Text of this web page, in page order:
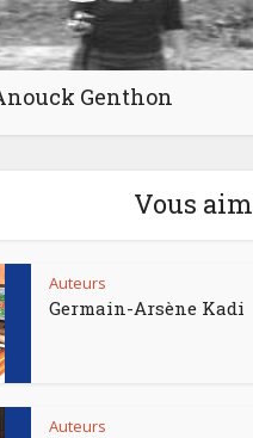
Genthon
Vous
Auteurs
Germain-Arsène Kadi
Auteurs